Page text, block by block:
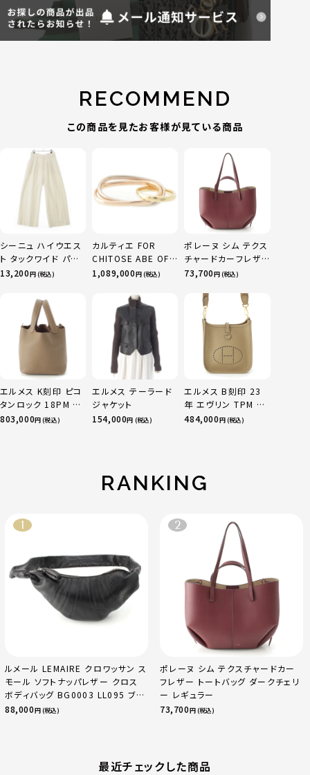
RECOMMEND
この商品を見たお客様が見ている商品
シーニュ ハイウエス
ト タックワイド パン
ツ ボトムス オフホワ
13,200円 (税込)
カルティエ FOR
CHITOSE ABE OF
sacai サカイ 750
ニティ リング 指輪 マ
ルチカラー 50 51
52 24.9g
1,089,000円 (税込)
ポレーヌ シム テクス
チャードカーフレザ
ー トートバッグ ダー
73,700円 (税込)
エルメス K刻印 ピコ
タンロック 18PM ト
リヨン ハンドバッグ
803,000円 (税込)
エルメス テーラード
ジャケット
154,000円 (税込)
エルメス B刻印 23
年 エヴリン TPM 16
アマゾン トリヨンク
484,000円 (税込)
RANKING
ルメール LEMAIRE クロワッサン ス
モール ソフトナッパレザー クロス
ボディバッグ BG0003 LL095 ブラ
ック
88,000円 (税込)
ポレーヌ シム テクスチャードカー
フレザー トートバッグ ダークチェリ
ー レギュラー
73,700円 (税込)
最近チェックした商品